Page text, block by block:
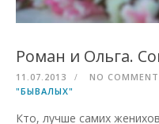
Роман и Ольга.
11.07.2013 NO
"БЫВАЛЫХ"
Кто, лучше самих